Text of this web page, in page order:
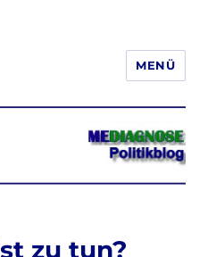
seine
Schrift und Bild
zu verbreiten
MENÜ
zu tun?